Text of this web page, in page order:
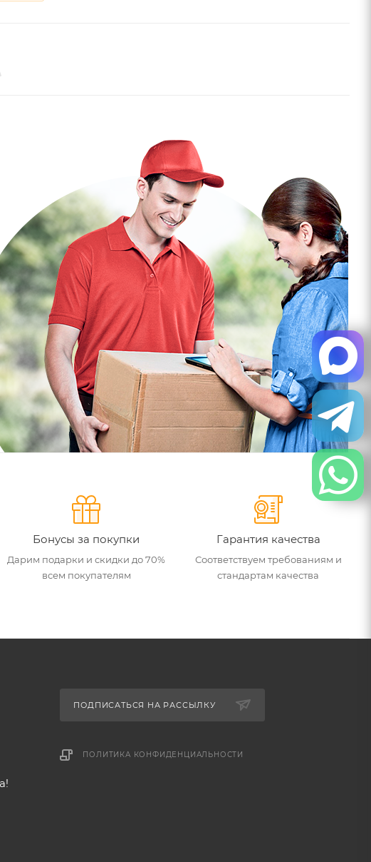
Бонусы за покупки
Дарим подарки и скидки до 70%
всем покупателям
Гарантия качества
Соответствуем требованиям и
стандартам качества
ПОДПИСАТЬСЯ НА РАССЫЛКУ
ПОЛИТИКА КОНФИДЕНЦИАЛЬНОСТИ